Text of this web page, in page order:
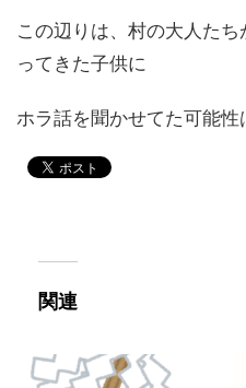
この辺りは、村の大人た
ってきた子供に
ホラ話を聞かせてた可能
関連